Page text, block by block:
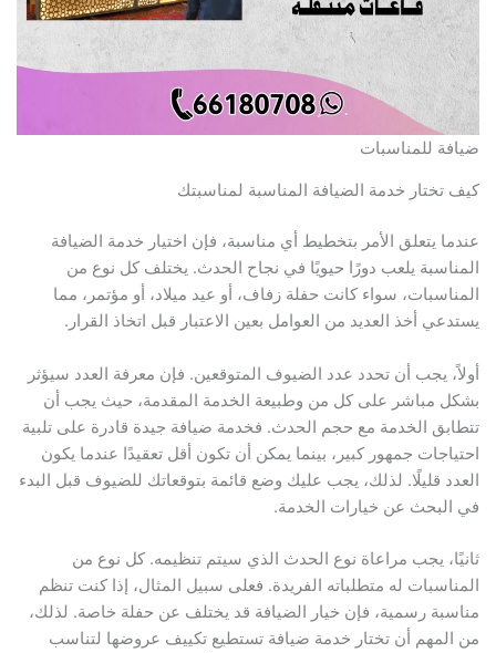
ضيافة للمناسبات
كيف تختار خدمة الضيافة المناسبة لمناسبتك
عندما يتعلق الأمر بتخطيط أي مناسبة، فإن اختيار خدمة الضيافة
المناسبة يلعب دورًا حيويًا في نجاح الحدث. يختلف كل نوع من
المناسبات، سواء كانت حفلة زفاف، أو عيد ميلاد، أو مؤتمر، مما
يستدعي أخذ العديد من العوامل بعين الاعتبار قبل اتخاذ القرار.
أولاً، يجب أن تحدد عدد الضيوف المتوقعين. فإن معرفة العدد سيؤثر
بشكل مباشر على كل من وطبيعة الخدمة المقدمة، حيث يجب أن
تتطابق الخدمة مع حجم الحدث. فخدمة ضيافة جيدة قادرة على تلبية
احتياجات جمهور كبير، بينما يمكن أن تكون أقل تعقيدًا عندما يكون
العدد قليلًا. لذلك، يجب عليك وضع قائمة بتوقعاتك للضيوف قبل البدء
في البحث عن خيارات الخدمة.
ثانيًا، يجب مراعاة نوع الحدث الذي سيتم تنظيمه. كل نوع من
المناسبات له متطلباته الفريدة. فعلى سبيل المثال، إذا كنت تنظم
مناسبة رسمية، فإن خيار الضيافة قد يختلف عن حفلة خاصة. لذلك،
من المهم أن تختار خدمة ضيافة تستطيع تكييف عروضها لتناسب